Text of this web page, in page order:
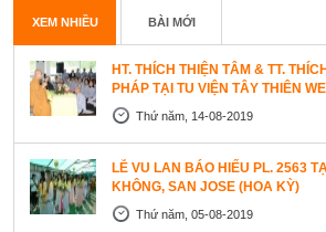
XEM NHIỀU BÀI MỚI
HT. THÍCH THIỆN TÂM & TT.
PHÁP TẠI TU VIỆN TÂY THIÊN
Thứ năm, 14-08-2019
LỄ VU LAN BÁO HIẾU PL. 2563
KHÔNG, SAN JOSE (HOA KỲ)
Thứ năm, 05-08-2019